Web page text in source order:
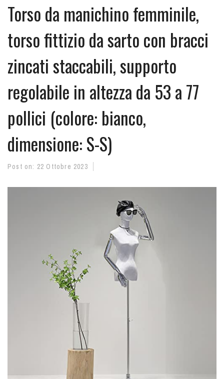
Torso da manichino femminile,
torso fittizio da sarto con bracci
zincati staccabili, supporto
regolabile in altezza da 53 a 77
pollici (colore: bianco,
dimensione: S-S)
Post on: 22 Ottobre 2023